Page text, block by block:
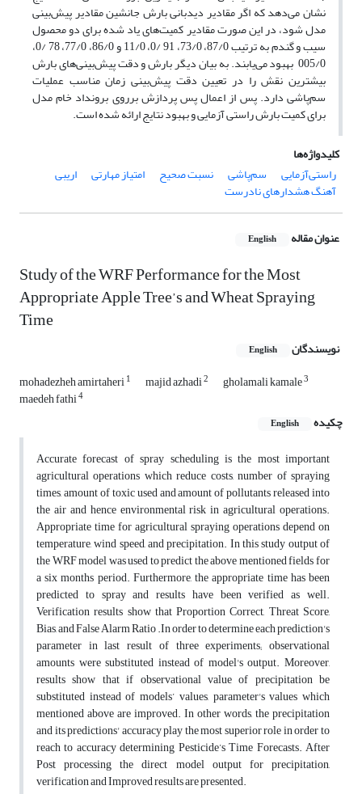
نشان می‌دهد که اگر مقادیر دیدبانی بارش جانشین مقادیر پیش‌بینی
مدل شود، در این صورت مقادیر کمیت‌های یاد شده برای دو محصول
سیب و گندم به ترتیب 87/0، 73/0، 91 /0، 11/0 و 86/0، 77/0، 78 /0،
005/0 بهبود می‌یابند. به بیان دیگر بارش و دقت پیش‌بینی‌های بارش
بیشترین نقش را در تعیین دقت پیش‌بینی زمان مناسب عملیات
سم‌پاشی دارد. پس از اعمال پس پردازش برروی برونداد خام مدل
برای کمیت بارش راستی آزمایی و بهبود نتایج ارائه شده است.
کلیدواژه‌ها
راستی‌آزمایی
سم‌پاشی نسبت صحیح امتیاز مهارتی اریبی
آهنگ هشدارهای نادرست
عنوان مقاله English
Study of the WRF Performance for the Most
Appropriate Apple Tree’s and Wheat Spraying
Time
نویسندگان English
mohadezheh amirtaheri1 majid azhadi2 gholamali kamale3
maedeh fathi4
چکیده English
Accurate forecast of spray scheduling is the most important
agricultural operations which reduce costs, number of spraying
times, amount of toxic used and amount of pollutants released into
the air and hence environmental risk in agricultural operations.
Appropriate time for agricultural spraying operations depend on
temperature, wind speed, and precipitation. In this study output of
the WRF model was used to predict the above mentioned fields for
a six months period. Furthermore, the appropriate time has been
predicted to spray and results have been verified as well.
Verification results show that Proportion Correct, Threat Score,
Bias, and False Alarm Ratio .In order to determine each prediction's
parameter in last result of three experiments; observational
amounts were substituted instead of model's output. Moreover,
results show that if observational value of precipitation be
substituted instead of models’ values, parameter's values which
mentioned above are improved. In other words, the precipitation
and its predictions' accuracy play the most superior role in order to
reach to accuracy determining Pesticide’s Time Forecasts. After
Post processing the direct model output for precipitation,
verification and Improved results are presented.